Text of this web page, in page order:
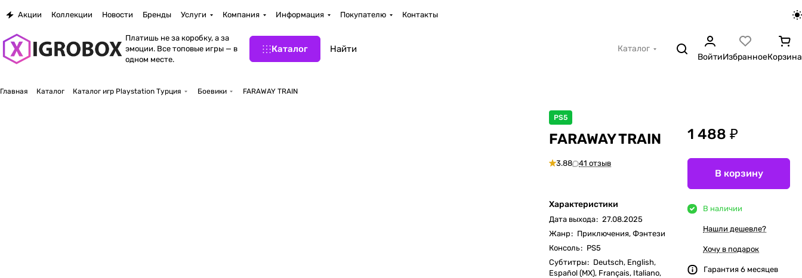
Акции Коллекции Новости Бренды Услуги Компания Информация Покупателю Контакты
Платишь не за коробку, а за
эмоции. Все топовые игры — в
одном месте.
Каталог
Каталог
ВойтиИзбранноеКорзина
Главная Каталог Каталог игр Playstation Турция Боевики FARAWAY TRAIN
PS5
FARAWAY TRAIN
3.88 41 отзыв
Характеристики
Дата выхода: 27.08.2025
Жанр: Приключения, Фэнтези
Консоль: PS5
Субтитры: Deutsch, English,
Español (MX), Français, Italiano,
1 488 ₽
В корзину
В наличии
Нашли дешевле?
Хочу в подарок
Гарантия 6 месяцев